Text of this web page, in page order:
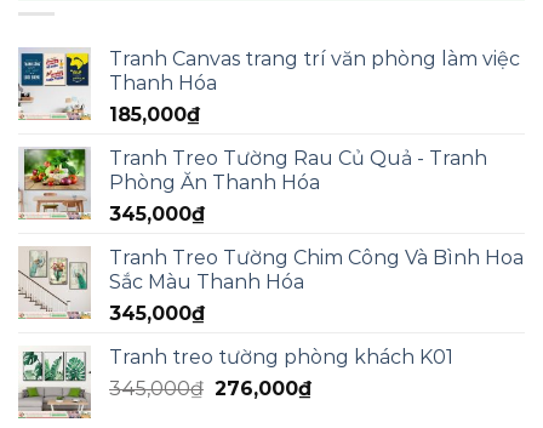
Tranh Canvas trang trí văn phòng làm việc
Thanh Hóa
185,000₫
Tranh Treo Tường Rau Củ Quả - Tranh
Phòng Ăn Thanh Hóa
345,000₫
Tranh Treo Tường Chim Công Và Bình Hoa
Sắc Màu Thanh Hóa
345,000₫
Tranh treo tường phòng khách K01
345,000₫ 276,000₫